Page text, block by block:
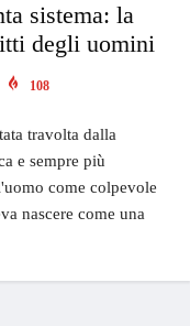
sistema: la
degli uomini
108
travolta dalla
e sempre più
come colpevole
nascere come una